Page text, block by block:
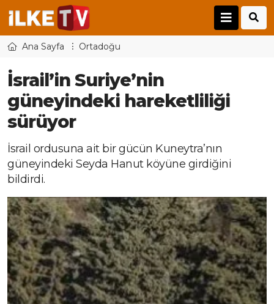
Ana Sayfa Ortadoğu
İsrail’in Suriye’nin
güneyindeki hareketliliği
sürüyor
İsrail ordusuna ait bir gücün Kuneytra’nın
güneyindeki Seyda Hanut köyüne girdiğini
bildirdi.